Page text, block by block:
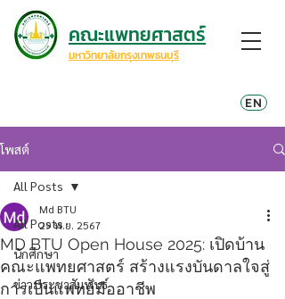
มหาวิทยาลัยกรุงเทพธนบุรี
EN
คณะแพทยศาสตร์
โพสต์
All Posts
นักศึกษา
ข่าวประชาสัมพันธ์
All Posts
MD BTU Open House 2025: เปิดบ้าน
คณะแพทยศาสตร์ สร้างแรงบันดาลใจสู่
การเป็นแพทย์มืออาชีพ
Md BTU
29 พ.ย. 2567